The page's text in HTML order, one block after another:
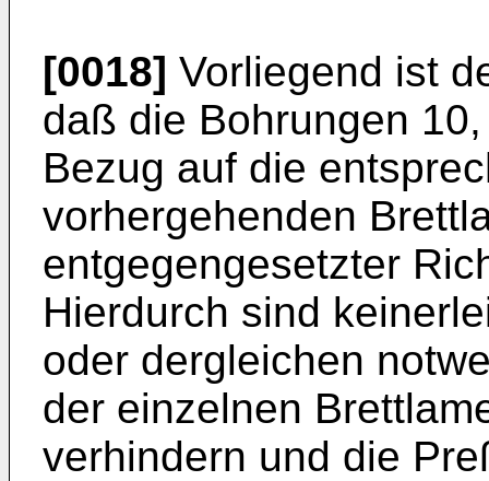
[0018] Vorliegend ist
daß die Bohrungen
Bezug auf die
vorhergehenden
entgegengesetzter
Hierdurch sind
oder dergleichen
der einzelnen
verhindern und die